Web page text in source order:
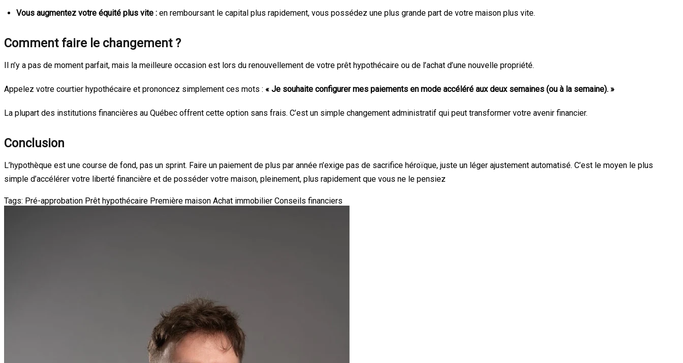
Vous augmentez votre équité plus vite : en remboursant le capital plus rapidement, vous possédez une plus grande part de votre maison plus vite.
Comment faire le changement ?
Il n’y a pas de moment parfait, mais la meilleure occasion est lors du renouvellement de votre prêt hypothécaire ou de l’achat d’une nouvelle propriété.
Appelez votre courtier hypothécaire et prononcez simplement ces mots : « Je souhaite configurer mes paiements en mode accéléré aux deux semaines (ou à la semaine). »
La plupart des institutions financières au Québec offrent cette option sans frais. C’est un simple changement administratif qui peut transformer votre avenir financier.
Conclusion
L’hypothèque est une course de fond, pas un sprint. Faire un paiement de plus par année n’exige pas de sacrifice héroïque, juste un léger ajustement automatisé. C’est le moyen le plus
simple d’accélérer votre liberté financière et de posséder votre maison, pleinement, plus rapidement que vous ne le pensiez
Tags: Pré-approbation Prêt hypothécaire Première maison Achat immobilier Conseils financiers